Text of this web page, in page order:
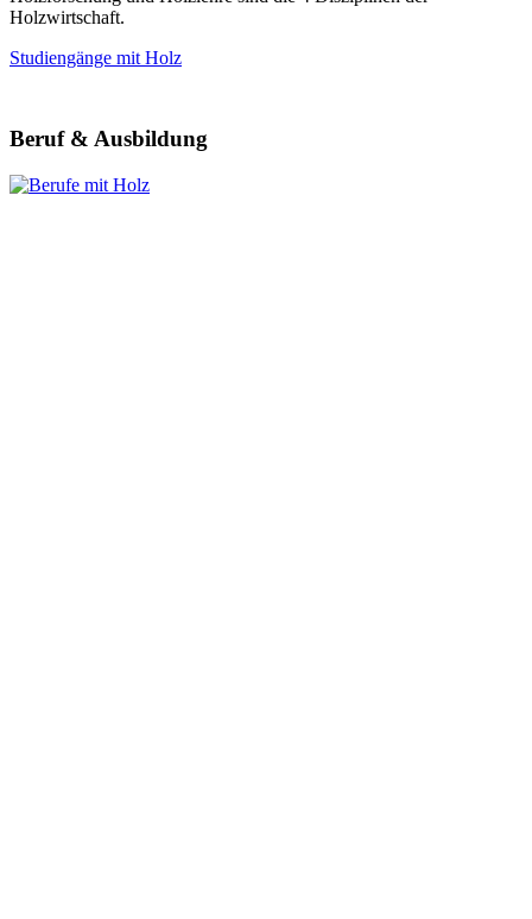
Holzwirtschaft.
Studiengänge mit Holz
Beruf & Ausbildung